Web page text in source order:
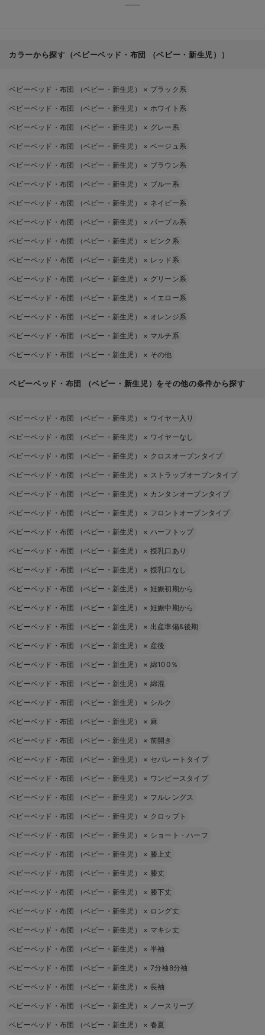
カラーから探す（ベビーベッド・布団 （ベビー・新生児））
ベビーベッド・布団 （ベビー・新生児） × ブラック系
ベビーベッド・布団 （ベビー・新生児） × ホワイト系
ベビーベッド・布団 （ベビー・新生児） × グレー系
ベビーベッド・布団 （ベビー・新生児） × ベージュ系
ベビーベッド・布団 （ベビー・新生児） × ブラウン系
ベビーベッド・布団 （ベビー・新生児） × ブルー系
ベビーベッド・布団 （ベビー・新生児） × ネイビー系
ベビーベッド・布団 （ベビー・新生児） × パープル系
ベビーベッド・布団 （ベビー・新生児） × ピンク系
ベビーベッド・布団 （ベビー・新生児） × レッド系
ベビーベッド・布団 （ベビー・新生児） × グリーン系
ベビーベッド・布団 （ベビー・新生児） × イエロー系
ベビーベッド・布団 （ベビー・新生児） × オレンジ系
ベビーベッド・布団 （ベビー・新生児） × マルチ系
ベビーベッド・布団 （ベビー・新生児） × その他
ベビーベッド・布団 （ベビー・新生児）をその他の条件から探す
ベビーベッド・布団 （ベビー・新生児） × ワイヤー入り
ベビーベッド・布団 （ベビー・新生児） × ワイヤーなし
ベビーベッド・布団 （ベビー・新生児） × クロスオープンタイプ
ベビーベッド・布団 （ベビー・新生児） × ストラップオープンタイプ
ベビーベッド・布団 （ベビー・新生児） × カンタンオープンタイプ
ベビーベッド・布団 （ベビー・新生児） × フロントオープンタイプ
ベビーベッド・布団 （ベビー・新生児） × ハーフトップ
ベビーベッド・布団 （ベビー・新生児） × 授乳口あり
ベビーベッド・布団 （ベビー・新生児） × 授乳口なし
ベビーベッド・布団 （ベビー・新生児） × 妊娠初期から
ベビーベッド・布団 （ベビー・新生児） × 妊娠中期から
ベビーベッド・布団 （ベビー・新生児） × 出産準備&後期
ベビーベッド・布団 （ベビー・新生児） × 産後
ベビーベッド・布団 （ベビー・新生児） × 綿100％
ベビーベッド・布団 （ベビー・新生児） × 綿混
ベビーベッド・布団 （ベビー・新生児） × シルク
ベビーベッド・布団 （ベビー・新生児） × 麻
ベビーベッド・布団 （ベビー・新生児） × 前開き
ベビーベッド・布団 （ベビー・新生児） × セパレートタイプ
ベビーベッド・布団 （ベビー・新生児） × ワンピースタイプ
ベビーベッド・布団 （ベビー・新生児） × フルレングス
ベビーベッド・布団 （ベビー・新生児） × クロップト
ベビーベッド・布団 （ベビー・新生児） × ショート・ハーフ
ベビーベッド・布団 （ベビー・新生児） × 膝上丈
ベビーベッド・布団 （ベビー・新生児） × 膝丈
ベビーベッド・布団 （ベビー・新生児） × 膝下丈
ベビーベッド・布団 （ベビー・新生児） × ロング丈
ベビーベッド・布団 （ベビー・新生児） × マキシ丈
ベビーベッド・布団 （ベビー・新生児） × 半袖
ベビーベッド・布団 （ベビー・新生児） × 7分袖8分袖
ベビーベッド・布団 （ベビー・新生児） × 長袖
ベビーベッド・布団 （ベビー・新生児） × ノースリーブ
ベビーベッド・布団 （ベビー・新生児） × 春夏